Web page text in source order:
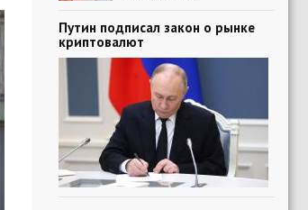
Путин подписал закон о рынке
криптовалют